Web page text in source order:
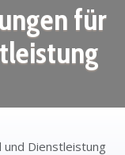
für
und Dienstleistung